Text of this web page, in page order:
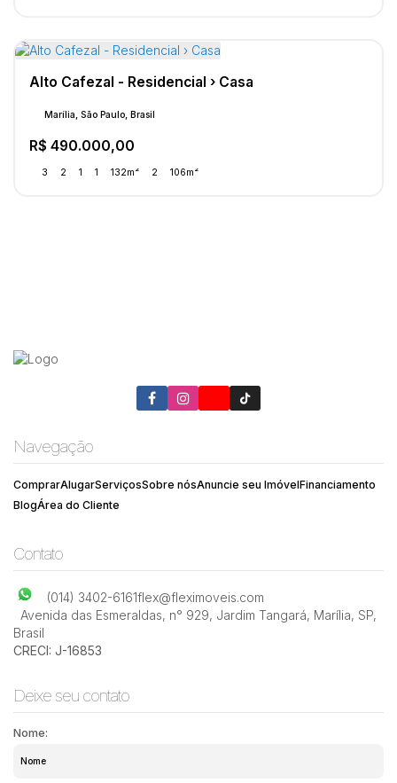
Alto Cafezal - Residencial › Casa
R$ 490.000,00
Marília, São Paulo, Brasil
3 2 1 1 132m² 2 106m²
Navegação
ComprarAlugarServiçosSobre nósAnuncie seu ImóvelFinanciamento
BlogÁrea do Cliente
Contato
(014) 3402-6161flex@fleximoveis.com
Avenida das Esmeraldas, n° 929, Jardim Tangará, Marília, SP,
Brasil
CRECI: J-16853
Deixe seu contato
Nome: